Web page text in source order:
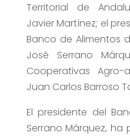
Territorial de
Javier Martínez; el
Banco de Alimentos
José Serrano
Cooperativas Agro-
Juan Carlos Barroso
El presidente del
Serrano Márquez,